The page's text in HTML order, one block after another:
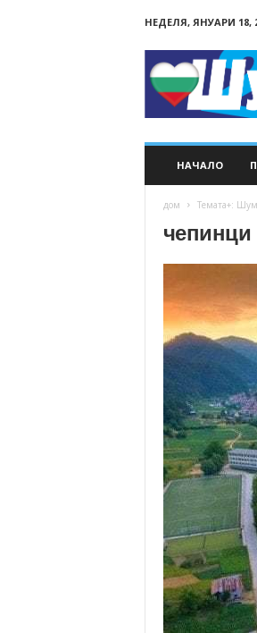
НЕДЕЛЯ, ЯНУАРИ 18,
НАЧАЛО
дом Темата+:
чепинци